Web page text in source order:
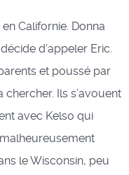
Californie. Donna
d’appeler Eric.
et poussé par
Ils s’avouent
avec Kelso qui
le Wisconsin, peu